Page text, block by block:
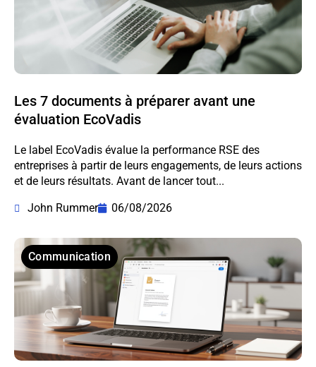
Les 7 documents à préparer avant une
évaluation EcoVadis
Le label EcoVadis évalue la performance RSE des
entreprises à partir de leurs engagements, de leurs actions
et de leurs résultats. Avant de lancer tout...
John Rummer
06/08/2026
Communication